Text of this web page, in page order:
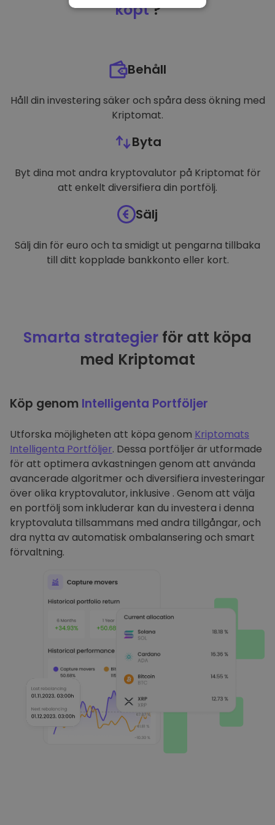
köpt?
Behåll
Håll din investering säker och spåra dess ökning med
Kriptomat.
Byta
Byt dina mot andra kryptovalutor på Kriptomat för
att enkelt diversifiera din portfölj.
Sälj
Sälj din för euro och ta smidigt ut pengarna tillbaka
till ditt kopplade bankkonto eller kort.
Smarta strategier för att köpa
med Kriptomat
Köp genom Intelligenta Portföljer
Utforska möjligheten att köpa genom Kriptomats
Intelligenta Portföljer. Dessa portföljer är utformade
för att optimera avkastningen genom att använda
avancerade algoritmer och diversifiera investeringar
över olika kryptovalutor, inklusive . Genom att välja
en portfölj som inkluderar kan du investera i denna
kryptovaluta tillsammans med andra tillgångar, och
dra nytta av automatisk ombalansering och smart
förvaltning.
PRESTANDA
FUNKTIONER